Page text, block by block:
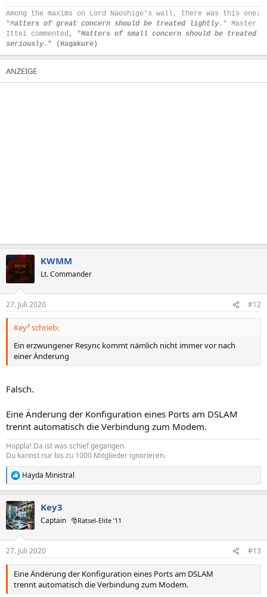
Among the maxims on Lord Naoshige's wall, there was this one:
"Matters of great concern should be treated lightly ." Master
Ittei commented , "Matters of small concern should be treated
seriously." (Hagakure)
KWMM
Lt. Commander
27. Juli 2020 #12
Key³ schrieb:
Ein erzwungener Resync kommt nämlich nicht immer vor nach
einer Änderung
Falsch.
Eine Änderung der Konfiguration eines Ports am DSLAM
trennt automatisch die Verbindung zum Modem.
Hoppla! Da ist was schief gegangen.
Du kannst nur bis zu 1000 Mitglieder ignorieren.
R
e
k
t
i
e
n
Hayda Ministral
Key3
Captain 🎅Rätsel-Elite ’11
27. Juli 2020 #13
Eine Änderung der Konfiguration eines Ports am DSLAM
trennt automatisch die Verbindung zum Modem.